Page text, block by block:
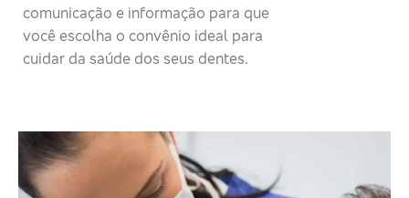
comunicação e informação para que
você escolha o convênio ideal para
cuidar da saúde dos seus dentes.